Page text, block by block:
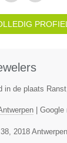
PROFIEL
in de plaats
| Google
, 2018 Antwerpen